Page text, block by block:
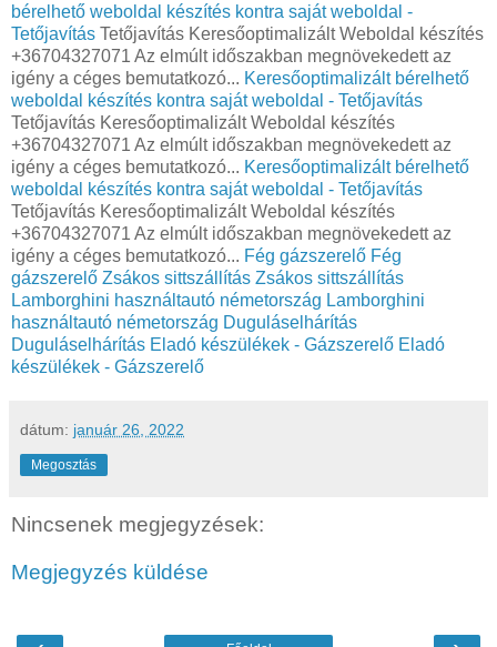
bérelhető weboldal készítés kontra saját weboldal -
Tetőjavítás Tetőjavítás Keresőoptimalizált Weboldal készítés
+36704327071 Az elmúlt időszakban megnövekedett az
igény a céges bemutatkozó... Keresőoptimalizált bérelhető
weboldal készítés kontra saját weboldal - Tetőjavítás
Tetőjavítás Keresőoptimalizált Weboldal készítés
+36704327071 Az elmúlt időszakban megnövekedett az
igény a céges bemutatkozó... Keresőoptimalizált bérelhető
weboldal készítés kontra saját weboldal - Tetőjavítás
Tetőjavítás Keresőoptimalizált Weboldal készítés
+36704327071 Az elmúlt időszakban megnövekedett az
igény a céges bemutatkozó... Fég gázszerelő Fég
gázszerelő Zsákos sittszállítás Zsákos sittszállítás
Lamborghini használtautó németország Lamborghini
használtautó németország Duguláselhárítás
Duguláselhárítás Eladó készülékek - Gázszerelő Eladó
készülékek - Gázszerelő
dátum: január 26, 2022
Megosztás
Nincsenek megjegyzések:
Megjegyzés küldése